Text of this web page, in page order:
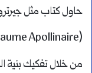
(Guillaume Apollinaire) تطبيق مبادئ
من خلال تفكيك بنية